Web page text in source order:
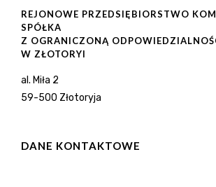
REJONOWE PRZEDSIĘBIORSTWO
SPÓŁKA
Z OGRANICZONĄ
W ZŁOTORYI
al. Miła 2
59-500 Złotoryja
DANE KONTAKTOWE